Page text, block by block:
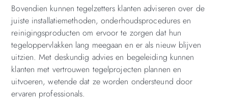
Bovendien kunnen tegelzetters klanten adviseren over de
juiste installatiemethoden, onderhoudsprocedures en
reinigingsproducten om ervoor te zorgen dat hun
tegeloppervlakken lang meegaan en er als nieuw blijven
uitzien. Met deskundig advies en begeleiding kunnen
klanten met vertrouwen tegelprojecten plannen en
uitvoeren, wetende dat ze worden ondersteund door
ervaren professionals.